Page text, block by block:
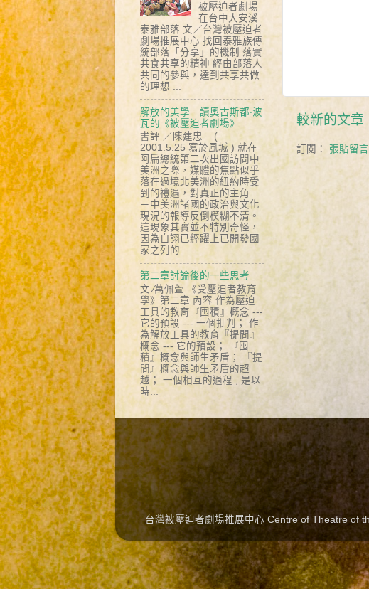
較新的文章
訂閱： 張貼留
被壓迫者劇場
在台中大安溪
泰雅部落 文／台灣被壓迫者
劇場推展中心 找回泰雅族傳
統部落「分享」的機制 落實
共食共享的精神 經由部落人
共同的參與，達到共享共做
的理想 ...
解放的美學－讀奧古斯都‧波
瓦的《被壓迫者劇場》
書評 ／陳建忠 (
2001.5.25 寫於風城 ) 就在
阿扁總統第二次出國訪問中
美洲之際，媒體的焦點似乎
落在過境北美洲的紐約時受
到的禮遇，對真正的主角－
－中美洲諸國的政治與文化
現況的報導反倒模糊不清。
這現象其實並不特別奇怪，
因為自詡已經躍上已開發國
家之列的...
第二章討論後的一些思考
文 ∕萬佩萱 《受壓迫者教育
學》第二章 內容 作為壓迫
工具的教育『囤積』概念 ---
它的預設 --- 一個批判； 作
為解放工具的教育『提問』
概念 --- 它的預設； 『囤
積』概念與師生矛盾； 『提
問』概念與師生矛盾的超
越； 一個相互的過程 , 是以
時...
台灣被壓迫者劇場推展中心 Centre of Theatre of